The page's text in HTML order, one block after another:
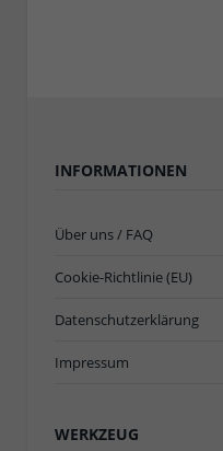
INFORMATIONEN
Über uns / FAQ
Cookie-Richtlinie (EU)
Datenschutzerklärung
Impressum
WERKZEUG